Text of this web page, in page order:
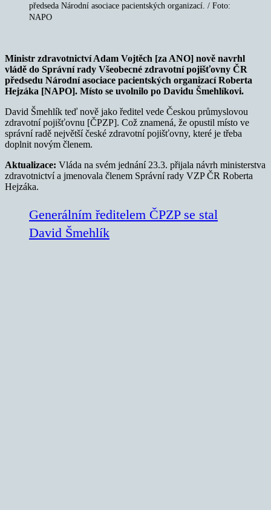
předseda Národní asociace pacientských organizací. / Foto:
NAPO
Ministr zdravotnictví Adam Vojtěch [za ANO] nově navrhl
vládě do Správní rady Všeobecné zdravotní pojišťovny ČR
předsedu Národní asociace pacientských organizací Roberta
Hejzáka [NAPO]. Místo se uvolnilo po Davidu Šmehlíkovi.
David Šmehlík teď nově jako ředitel vede Českou průmyslovou
zdravotní pojišťovnu [ČPZP]. Což znamená, že opustil místo ve
správní radě největší české zdravotní pojišťovny, které je třeba
doplnit novým členem.
Aktualizace: Vláda na svém jednání 23.3. přijala návrh ministerstva
zdravotnictví a jmenovala členem Správní rady VZP ČR Roberta
Hejzáka.
Generálním ředitelem ČPZP se stal
David Šmehlík